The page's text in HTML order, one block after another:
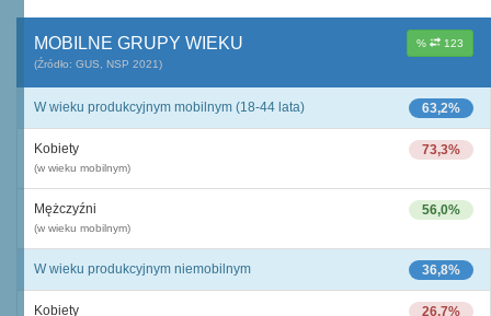
% 123
MOBILNE GRUPY WIEKU
(Źródło: GUS, NSP 2021)
63,2%
W wieku produkcyjnym mobilnym (18-44 lata)
73,3%
Kobiety
(w wieku mobilnym)
56,0%
Mężczyźni
(w wieku mobilnym)
36,8%
W wieku produkcyjnym niemobilnym
26,7%
Kobiety